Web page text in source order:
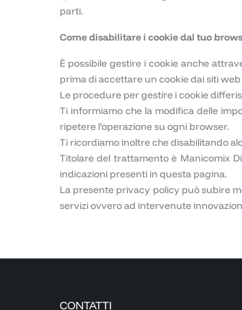
parti.
Come disabilitare i cookie dal tuo
È possibile gestire i cookie anche
prima di accettare un cookie dai siti
Le procedure per gestire i cookie
Ti informiamo che la modifica delle
ripetere l’operazione su ogni browser.
Ti ricordiamo inoltre che disabilitando
Titolare del trattamento è Manicomix
indicazioni presenti in questa pagina.
La presente privacy policy può subire
servizi ovvero ad intervenute
CONTATTI